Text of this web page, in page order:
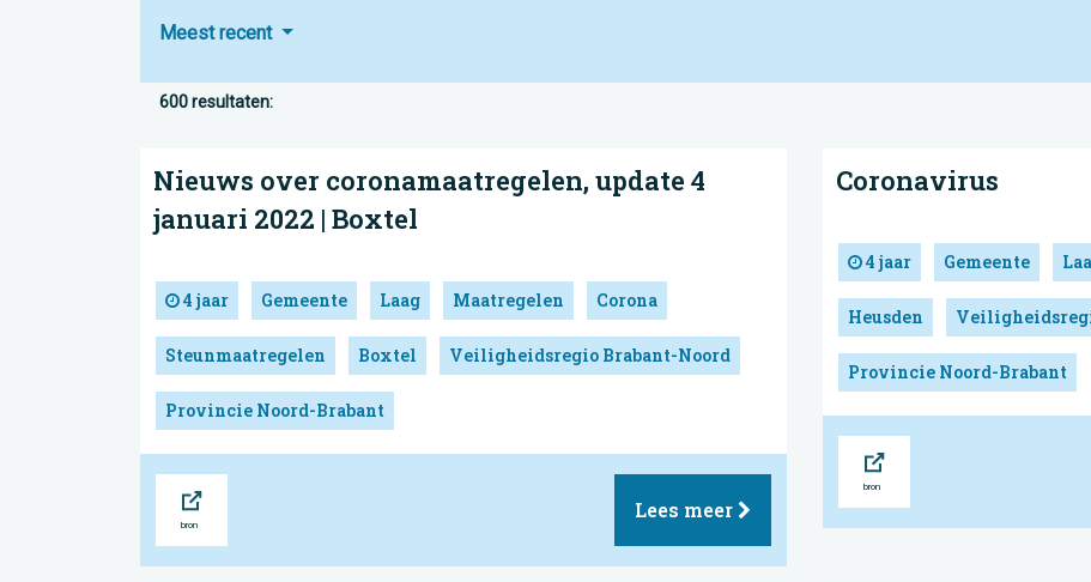
Meest recent
600 resultaten:
Nieuws over coronamaatregelen, update 4
januari 2022 | Boxtel
4 jaar Gemeente Laag Maatregelen Corona
Steunmaatregelen Boxtel Veiligheidsregio Brabant-Noord
Provincie Noord-Brabant
Lees meer
Coronavirus
4 jaar Gemeente
Heusden
Provincie Noord-Brabant